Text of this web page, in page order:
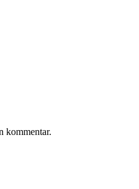
kommentar.